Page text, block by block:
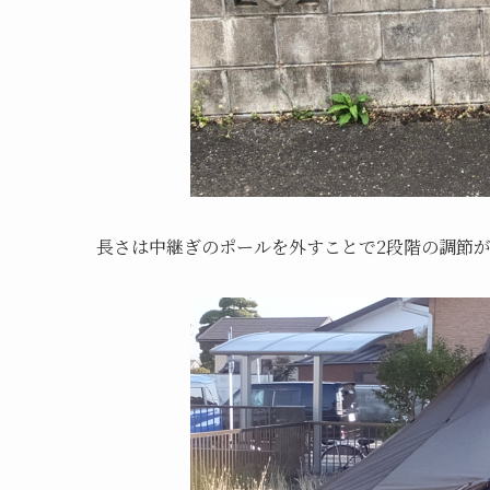
長さは中継ぎのポールを外すことで2段階の調節